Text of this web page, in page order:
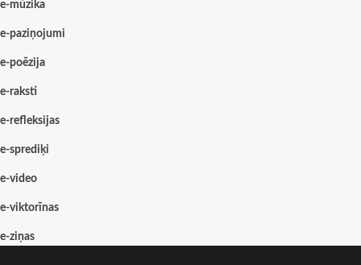
e-mūzika
e-paziņojumi
e-poēzija
e-raksti
e-refleksijas
e-sprediķi
e-video
e-viktorīnas
e-ziņas